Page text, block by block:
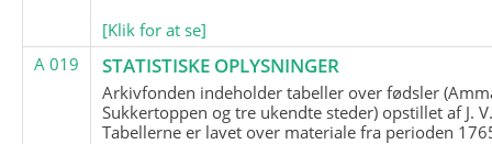
[Klik for at se]
A 019
STATISTISKE OPLYSNINGER
Arkivfonden indeholder tabeller over fødsler
Sukkertoppen og tre ukendte steder) opstillet af J.
Tabellerne er lavet over materiale fra perioden